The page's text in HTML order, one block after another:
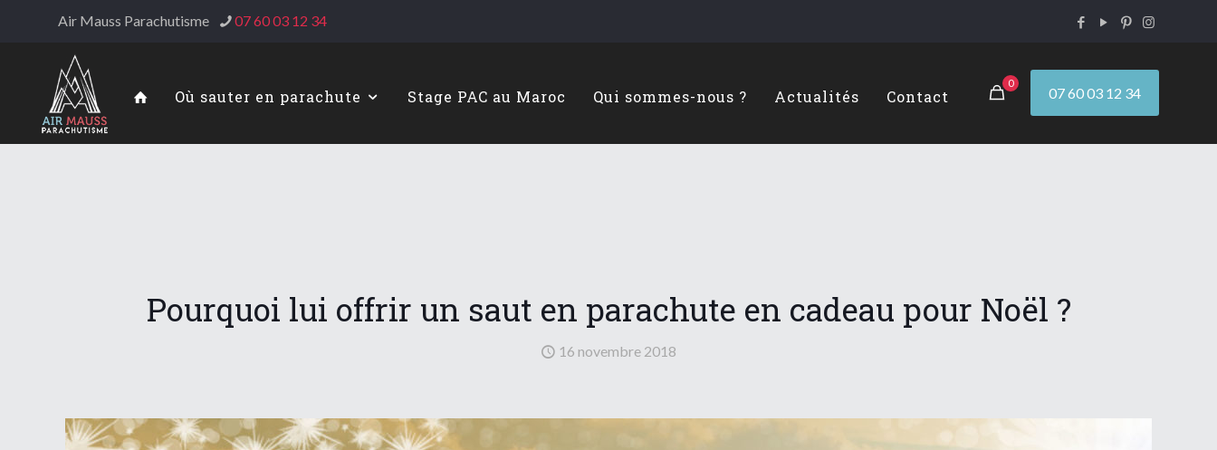
Air Mauss Parachutisme 07 60 03 12 34
Où sauter en parachute Stage PAC au Maroc Qui sommes-nous ? Actualités Contact
0
07 60 03 12 34
Pourquoi lui offrir un saut en parachute en cadeau pour Noël ?
16 novembre 2018